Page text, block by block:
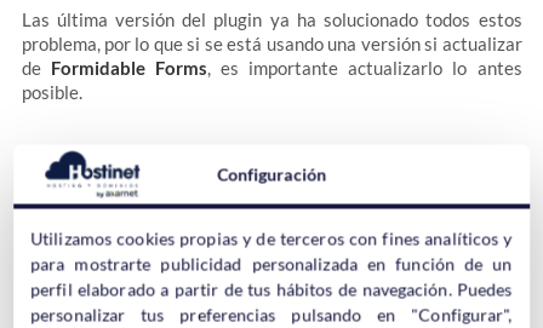
Las última versión del plugin ya ha solucionado todos estos
problema, por lo que si se está usando una versión si actualizar
de Formidable Forms, es importante actualizarlo lo antes
posible.
Formidable Forms
es muy usado por sus múltiples opciones y
por el editor visual con sistemadrag and drop
diseñar los formularios.
Si se está usando este plugin en cualquiera versión anterior a la
2.05.05habría que actualizarlo.
Configuración
Utilizamos cookies propias y de terceros con fines analíticos y
para mostrarte publicidad personalizada en función de un
perfil elaborado a partir de tus hábitos de navegación. Puedes
personalizar tus preferencias pulsando en "Configurar",